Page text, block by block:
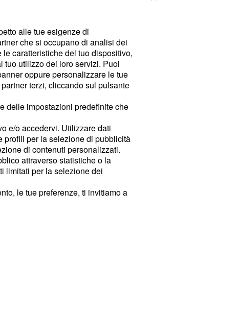
alle tue esigenze di
che si occupano di analisi dei
caratteristiche del tuo dispositivo,
tuo utilizzo dei loro servizi. Puoi
oppure personalizzare le tue
terzi, cliccando sul pulsante
delle impostazioni predefinite che
e/o accedervi. Utilizzare dati
profili per la selezione di pubblicità
di contenuti personalizzati.
attraverso statistiche o la
limitati per la selezione dei
le tue preferenze, ti invitiamo a